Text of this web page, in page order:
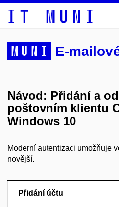
MUNI E-
Návod: Přidání a
poštovním klientu
Windows 10
Moderní autentizaci umožňuje
novější.
Přidání účtu